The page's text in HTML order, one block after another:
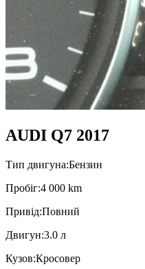
AUDI Q7 2017
Тип двигуна:Бензин
Пробiг:4 000 km
Привiд:Повний
Двигун:3.0 л
Кузов:Кросовер